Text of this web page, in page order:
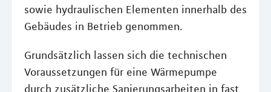
sowie hydraulischen Elementen innerhalb des
Gebäudes in Betrieb genommen.
Grundsätzlich lassen sich die technischen
Voraussetzungen für eine Wärmepumpe
durch zusätzliche Sanierungsarbeiten in fast